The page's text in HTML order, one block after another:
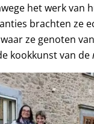
het werk van
brachten ze
ze genoten
kookkunst van de